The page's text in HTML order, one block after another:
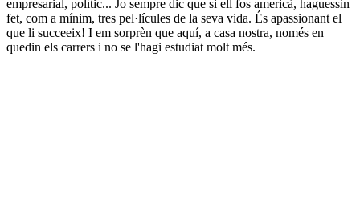
empresarial, polític... Jo sempre dic que si ell fos americà, haguessin
fet, com a mínim, tres pel·lícules de la seva vida. És apassionant el
que li succeeix! I em sorprèn que aquí, a casa nostra, només en
quedin els carrers i no se l'hagi estudiat molt més.